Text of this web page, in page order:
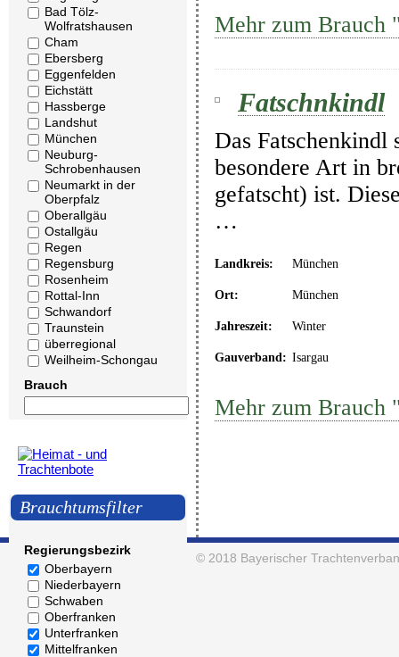
Bad Tölz-
Wolfratshausen
Cham
Ebersberg
Eggenfelden
Eichstätt
Hassberge
Landshut
München
Neuburg-
Schrobenhausen
Neumarkt in der
Oberpfalz
Oberallgäu
Ostallgäu
Regen
Regensburg
Rosenheim
Rottal-Inn
Schwandorf
Traunstein
überregional
Weilheim-Schongau
Brauch
Brauchtumsfilter
Regierungsbezirk
Oberbayern
Niederbayern
Schwaben
Oberfranken
Unterfranken
Mittelfranken
Mehr zum Brauch
Fatschnkindl
Das Fatschenkindl
besondere Art in
gefatscht) ist.
…
Landkreis: München
Ort: München
Jahreszeit: Winter
Gauverband: Isargau
Mehr zum Brauch
© 2018 Bayerischer